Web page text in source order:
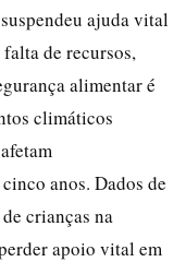
ajuda vital
de recursos,
alimentar é
climáticos
anos. Dados de
crianças na
apoio vital em